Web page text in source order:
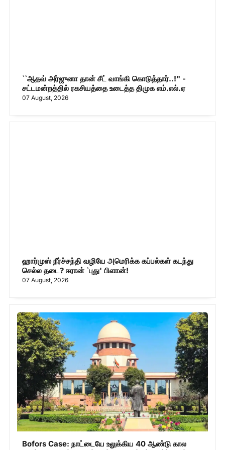
``ஆதவ் அர்ஜுனா தான் சீட் வாங்கி கொடுத்தார்..!" -
சட்டமன்றத்தில் ரகசியத்தை உடைத்த திமுக எம்.எல்.ஏ
07 August, 2026
ஹார்முஸ் நீர்ச்சந்தி வழியே அமெரிக்க கப்பல்கள் கடந்து
செல்ல தடை? ஈரான் `புது' பிளான்!
07 August, 2026
Bofors Case: நாட்டையே உலுக்கிய 40 ஆண்டு கால